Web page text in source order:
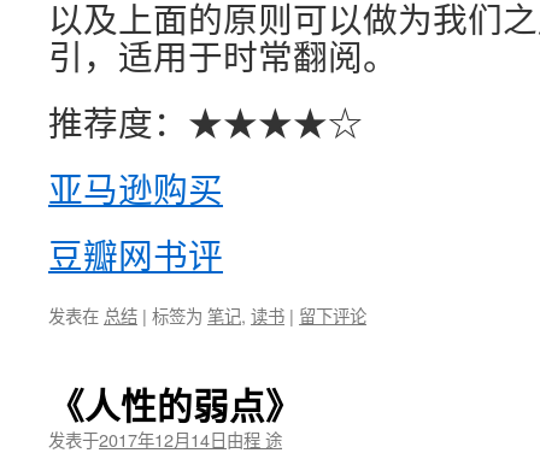
以及上面的原则可以做为我们
引，适用于时常翻阅。
推荐度：★★★★☆
亚马逊购买
豆瓣网书评
发表在 总结 | 标签为 笔记, 读书 | 留下评论
《人性的弱点》
发表于2017年12月14日由程 途